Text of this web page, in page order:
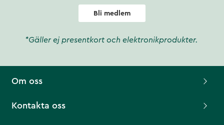
Bli medlem
*Gäller ej presentkort och elektronikprodukter.
Om oss
Kontakta oss